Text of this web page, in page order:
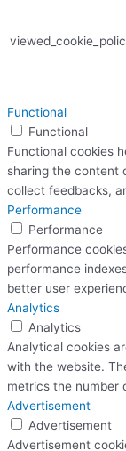
Functional
Functional
Functional cookies
sharing the content
collect feedbacks,
Performance
Performance
Performance
performance
better user
Analytics
Analytics
Analytical cookies
with the website.
metrics the number
Advertisement
Advertisement
Advertisement